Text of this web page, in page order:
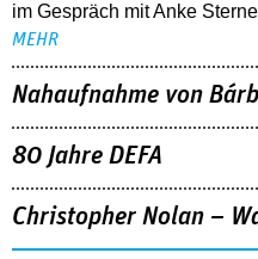
im Gespräch mit Anke
MEHR
Nahaufnahme von
80 Jahre DEFA
Christopher Nolan –